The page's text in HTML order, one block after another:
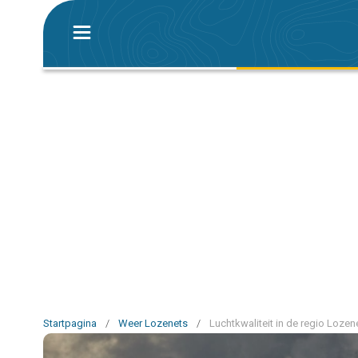
Startpagina / Weer Lozenets / Luchtkwaliteit in de regio